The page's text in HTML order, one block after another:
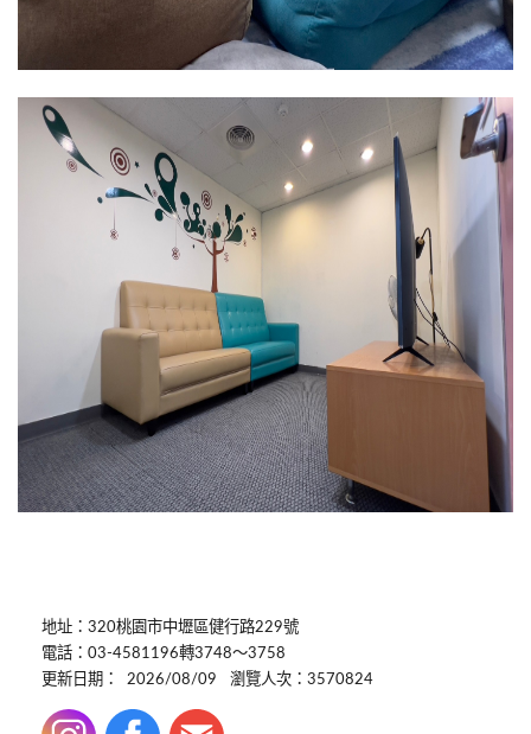
地址：320桃園市中壢區健行路229號
電話：03-4581196轉3748～3758
更新日期：
2026/08/09 瀏覽人次：3570824